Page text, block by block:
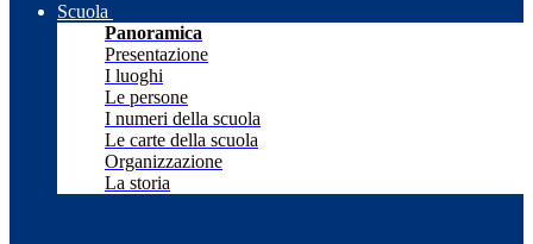
Scuola
Panoramica
Presentazione
I luoghi
Le persone
I numeri della scuola
Le carte della scuola
Organizzazione
La storia